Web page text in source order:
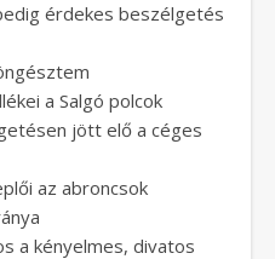
érdekes beszélgetés
a Salgó polcok
jött elő a céges
az abroncsok
a kényelmes, divatos